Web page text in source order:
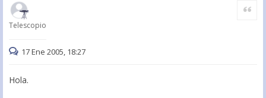
Telescopio
Citar
17 Ene 2005, 18:27
Hola.